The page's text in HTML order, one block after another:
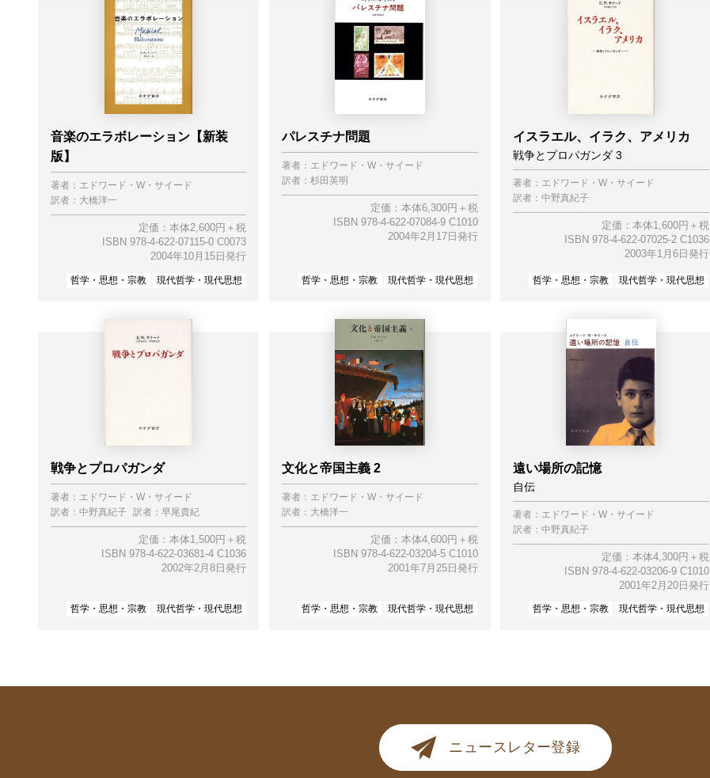
音楽のエラボレーション【新装
版】
著者： エドワード・W・サイード
訳者： 大橋洋一
定価：本体2,600円＋税
ISBN 978-4-622-07115-0 C0073
2004年10月15日発行
哲学・思想・宗教 現代哲学・現代思想
パレスチナ問題
著者： エドワード・W・サイード
訳者：杉田英明
定価：本体6,300円＋税
ISBN 978-4-622-07084-9 C1010
2004年2月17日発行
哲学・思想・宗教 現代哲学・現代思想
イスラエル、イラク、アメリカ
戦争とプロパガンダ 3
著者： エドワード・W・サイード
訳者：中野真紀子
定価：本体1,600円＋税
ISBN 978-4-622-07025-2 C1036
2003年1月6日発行
哲学・思想・宗教 現代哲学・現代思想
戦争とプロパガンダ
著者： エドワード・W・サイード
訳者：中野真紀子 訳者： 早尾貴紀
定価：本体1,500円＋税
ISBN 978-4-622-03681-4 C1036
2002年2月8日発行
哲学・思想・宗教 現代哲学・現代思想
文化と帝国主義 2
著者： エドワード・W・サイード
訳者： 大橋洋一
定価：本体4,600円＋税
ISBN 978-4-622-03204-5 C1010
2001年7月25日発行
哲学・思想・宗教 現代哲学・現代思想
遠い場所の記憶
自伝
著者： エドワード・W・サイード
訳者：中野真紀子
定価：本体4,300円＋税
ISBN 978-4-622-03206-9 C1010
2001年2月20日発行
哲学・思想・宗教 現代哲学・現代思想
ニュースレター登録